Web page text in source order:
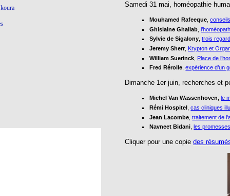
Samedi 31 mai, homéopathie
Mouhamed Rafeeque ,
Ghislaine Ghallab ,
Sylvie de Sigalony ,trois
Jeremy Sherr, Krypton et
William Suerinck Place de
Fred Rérolle ,expérience d’un
Dimanche 1er juin, recherches et
Michel Van Wassenhoven
le
Rémi Hospitel ,cas cliniques
Jean Lacombe ,traitement de
Navneet Bidani
les
Cliquer pour une copiedes